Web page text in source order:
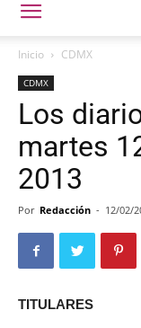
Inicio CDMX
CDMX
Los
martes
2013
Por Redacción - 12/02/
TITULARES